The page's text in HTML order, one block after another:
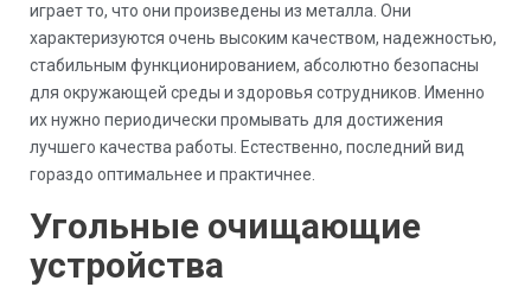
играет то, что они произведены из металла. Они
характеризуются очень высоким качеством, надежностью,
стабильным функционированием, абсолютно безопасны
для окружающей среды и здоровья сотрудников. Именно
их нужно периодически промывать для достижения
лучшего качества работы. Естественно, последний вид
гораздо оптимальнее и практичнее.
Угольные очищающие
устройства